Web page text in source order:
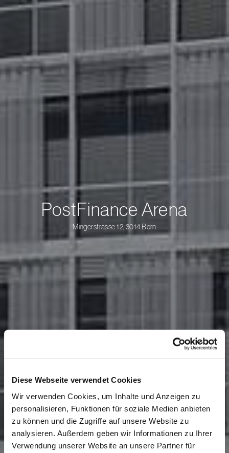
Diese Webseite verwendet Cookies
Wir verwenden Cookies, um Inhalte und Anzeigen zu
personalisieren, Funktionen für soziale Medien anbieten
zu können und die Zugriffe auf unsere Website zu
analysieren. Außerdem geben wir Informationen zu Ihrer
Verwendung unserer Website an unsere Partner für
PostFinance Arena
Mingerstrasse 12, 3014 Bern